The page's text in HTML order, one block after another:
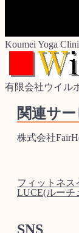
Koumei Yoga
有限会社ウイル
関連サ
株式会社
フィットネス
LUCE(ルーチ
SNS